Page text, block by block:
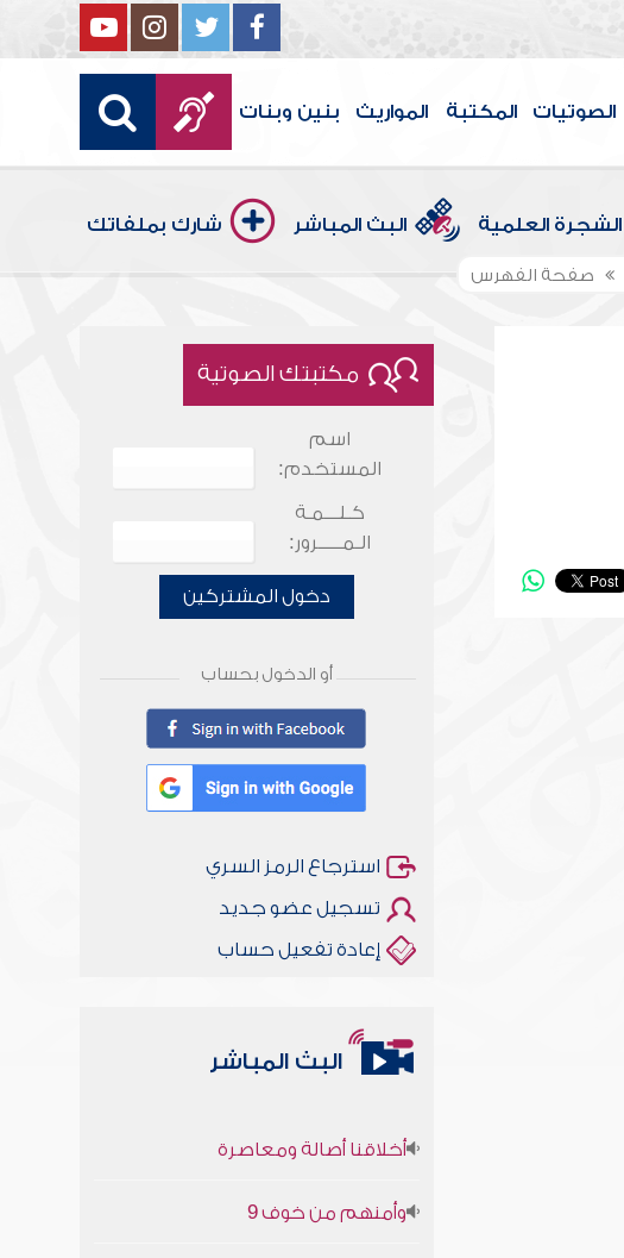
الصوتيات المكتبة المواريث بنين وبنات
الشجرة العلمية البث المباشر شارك بملفاتك
صفحة الفهرس
مكتبتك الصوتية
اسم
المستخدم:
كـلـــمـة
الـمـــــرور:
دخول المشتركين
أو الدخول بحساب
استرجاع الرمز السري
تسجيل عضو جديد
إعادة تفعيل حساب
البث المباشر